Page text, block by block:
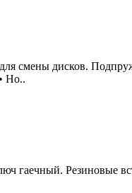
смены дисков.
Но..
гаечный. Резиновые